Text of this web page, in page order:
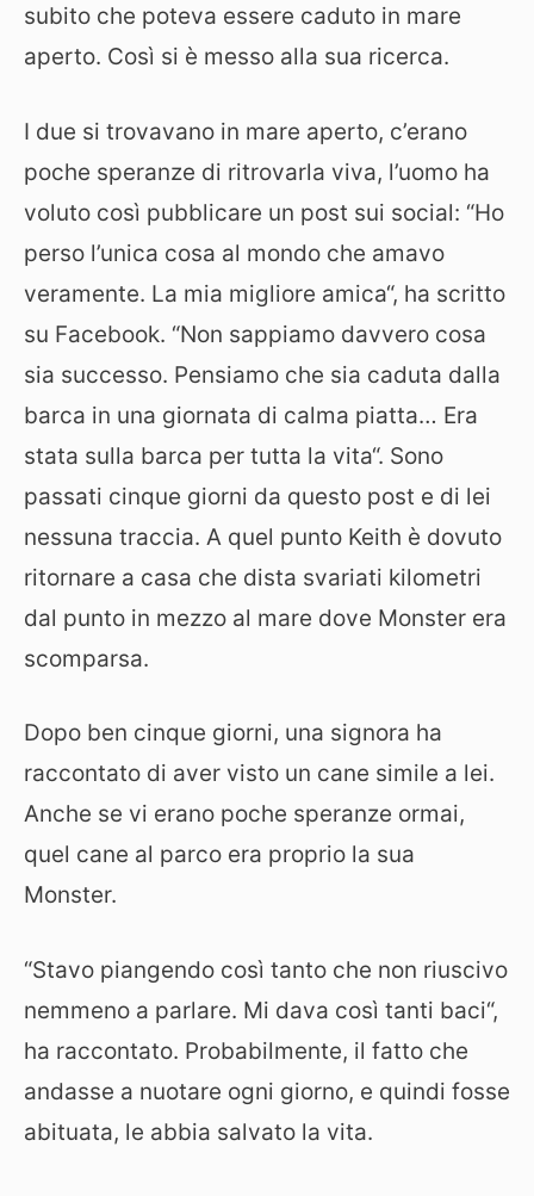
subito che poteva essere caduto in mare
aperto. Così si è messo alla sua ricerca.
I due si trovavano in mare aperto, c’erano
poche speranze di ritrovarla viva, l’uomo ha
voluto così pubblicare un post sui social: “Ho
perso l’unica cosa al mondo che amavo
veramente. La mia migliore amica“, ha scritto
su Facebook. “Non sappiamo davvero cosa
sia successo. Pensiamo che sia caduta dalla
barca in una giornata di calma piatta… Era
stata sulla barca per tutta la vita“. Sono
passati cinque giorni da questo post e di lei
nessuna traccia. A quel punto Keith è dovuto
ritornare a casa che dista svariati kilometri
dal punto in mezzo al mare dove Monster era
scomparsa.
Dopo ben cinque giorni, una signora ha
raccontato di aver visto un cane simile a lei.
Anche se vi erano poche speranze ormai,
quel cane al parco era proprio la sua
Monster.
“Stavo piangendo così tanto che non riuscivo
nemmeno a parlare. Mi dava così tanti baci“,
ha raccontato. Probabilmente, il fatto che
andasse a nuotare ogni giorno, e quindi fosse
abituata, le abbia salvato la vita.